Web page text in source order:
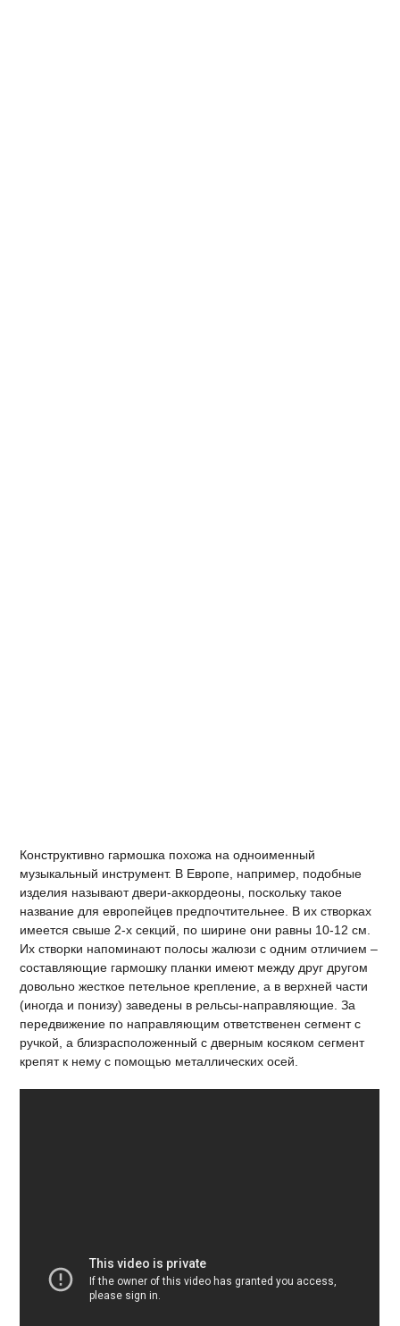
Конструктивно гармошка похожа на одноименный
музыкальный инструмент. В Европе, например, подобные
изделия называют двери-аккордеоны, поскольку такое
название для европейцев предпочтительнее. В их створках
имеется свыше 2-х секций, по ширине они равны 10-12 см.
Их створки напоминают полосы жалюзи с одним отличием –
составляющие гармошку планки имеют между друг другом
довольно жесткое петельное крепление, а в верхней части
(иногда и понизу) заведены в рельсы-направляющие. За
передвижение по направляющим ответственен сегмент с
ручкой, а близрасположенный с дверным косяком сегмент
крепят к нему с помощью металлических осей.